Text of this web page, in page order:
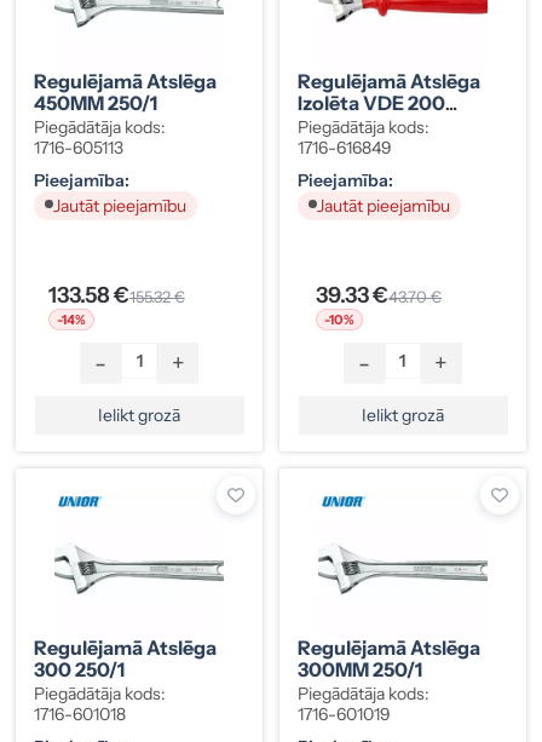
Regulējamā Atslēga
450MM 250/1
Piegādātāja kods:
1716-605113
Pieejamība:
Jautāt pieejamību
133.58 €155.32 €
-14%
- +
Ielikt grozā
Regulējamā Atslēga
Izolēta VDE 200
250/1VDEDP
Piegādātāja kods:
1716-616849
Pieejamība:
Jautāt pieejamību
39.33 €43.70 €
-10%
- +
Ielikt grozā
Regulējamā Atslēga
300 250/1
Piegādātāja kods:
1716-601018
Regulējamā Atslēga
300MM 250/1
Piegādātāja kods:
1716-601019